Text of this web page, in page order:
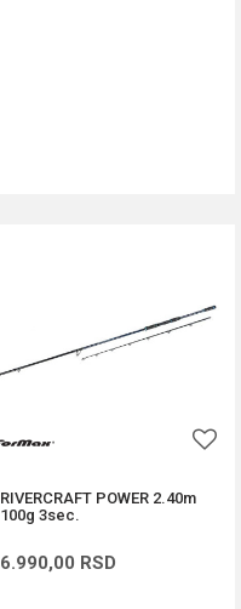
RIVERCRAFT POWER 2.40m
100g 3sec.
6.990,00 RSD